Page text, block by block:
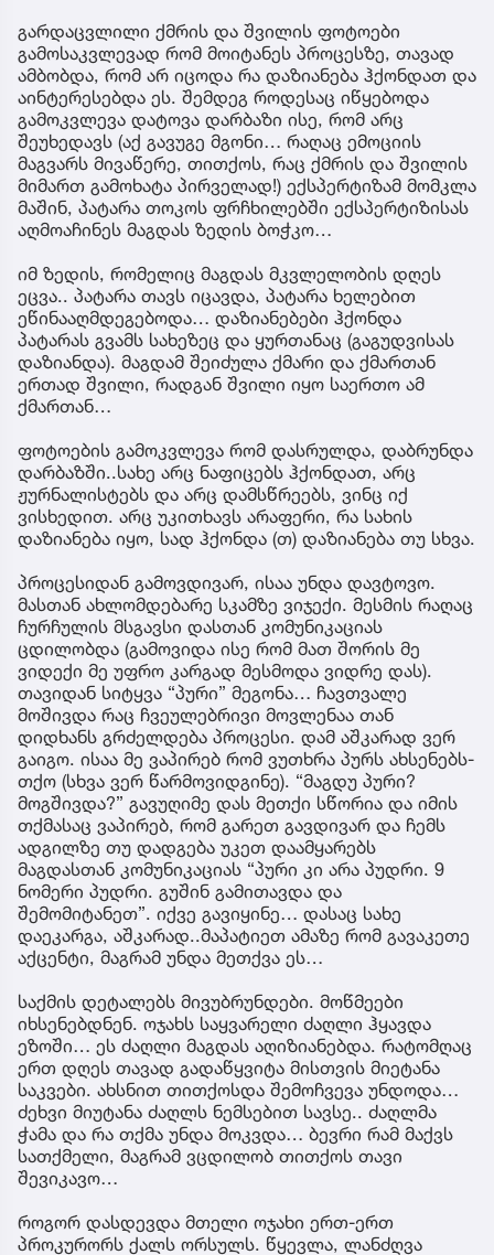
გარდაცვლილი ქმრის და შვილის ფოტოები
გამოსაკვლევად რომ მოიტანეს პროცესზე, თავად
ამბობდა, რომ არ იცოდა რა დაზიანება ჰქონდათ და
აინტერესებდა ეს. შემდეგ როდესაც იწყებოდა
გამოკვლევა დატოვა დარბაზი ისე, რომ არც
შეუხედავს (აქ გავუგე მგონი… რაღაც ემოციის
მაგვარს მივაწერე, თითქოს, რაც ქმრის და შვილის
მიმართ გამოხატა პირველად!) ექსპერტიზამ მომკლა
მაშინ, პატარა თოკოს ფრჩხილებში ექსპერტიზისას
აღმოაჩინეს მაგდას ზედის ბოჭკო…
იმ ზედის, რომელიც მაგდას მკვლელობის დღეს
ეცვა.. პატარა თავს იცავდა, პატარა ხელებით
ეწინააღმდეგებოდა… დაზიანებები ჰქონდა
პატარას გვამს სახეზეც და ყურთანაც (გაგუდვისას
დაზიანდა). მაგდამ შეიძულა ქმარი და ქმართან
ერთად შვილი, რადგან შვილი იყო საერთო ამ
ქმართან…
ფოტოების გამოკვლევა რომ დასრულდა, დაბრუნდა
დარბაზში..სახე არც ნაფიცებს ჰქონდათ, არც
ჟურნალისტებს და არც დამსწრეებს, ვინც იქ
ვისხედით. არც უკითხავს არაფერი, რა სახის
დაზიანება იყო, სად ჰქონდა (თ) დაზიანება თუ სხვა.
პროცესიდან გამოვდივარ, ისაა უნდა დავტოვო.
მასთან ახლომდებარე სკამზე ვიჯექი. მესმის რაღაც
ჩურჩულის მსგავსი დასთან კომუნიკაციას
ცდილობდა (გამოვიდა ისე რომ მათ შორის მე
ვიდექი მე უფრო კარგად მესმოდა ვიდრე დას).
თავიდან სიტყვა “პური” მეგონა… ჩავთვალე
მოშივდა რაც ჩვეულებრივი მოვლენაა თან
დიდხანს გრძელდება პროცესი. დამ აშკარად ვერ
გაიგო. ისაა მე ვაპირებ რომ ვუთხრა პურს ახსენებს-
თქო (სხვა ვერ წარმოვიდგინე). “მაგდუ პური?
მოგშივდა?” გავუღიმე დას მეთქი სწორია და იმის
თქმასაც ვაპირებ, რომ გარეთ გავდივარ და ჩემს
ადგილზე თუ დადგება უკეთ დაამყარებს
მაგდასთან კომუნიკაციას “პური კი არა პუდრი. 9
ნომერი პუდრი. გუშინ გამითავდა და
შემომიტანეთ”. იქვე გავიყინე… დასაც სახე
დაეკარგა, აშკარად..მაპატიეთ ამაზე რომ გავაკეთე
აქცენტი, მაგრამ უნდა მეთქვა ეს…
საქმის დეტალებს მივუბრუნდები. მოწმეები
იხსენებდნენ. ოჯახს საყვარელი ძაღლი ჰყავდა
ეზოში… ეს ძაღლი მაგდას აღიზიანებდა. რატომღაც
ერთ დღეს თავად გადაწყვიტა მისთვის მიეტანა
საკვები. ახსნით თითქოსდა შემოჩვევა უნდოდა…
ძეხვი მიუტანა ძაღლს ნემსებით სავსე.. ძაღლმა
ჭამა და რა თქმა უნდა მოკვდა… ბევრი რამ მაქვს
სათქმელი, მაგრამ ვცდილობ თითქოს თავი
შევიკავო…
როგორ დასდევდა მთელი ოჯახი ერთ-ერთ
პროკურორს ქალს ორსულს. წყევლა, ლანძღვა